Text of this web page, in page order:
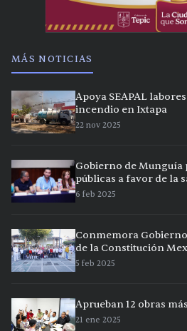
MÁS NOTICIAS
Apoya SEAPAL
incendio en Ixtapa
22 nov 2025
Gobierno de
públicas a favor de la
6 feb 2025
Conmemora
de la Constitución
5 feb 2025
Aprueban 12 obras
21 ene 2025